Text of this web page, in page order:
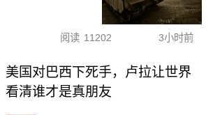
阅读 11202 3小时前
美国对巴西下死手，卢拉让世界
看清谁才是真朋友